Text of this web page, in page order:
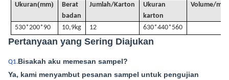
Ukuran(mm)
Berat
badan
Jumlah/Karton
Ukuran
karton
Volume/m3
530*200*90 10,9kg 12 630*440*560
Pertanyaan yang Sering Diajukan
Q1.Bisakah aku memesan sampel?
Ya, kami menyambut pesanan sampel untuk pengujian